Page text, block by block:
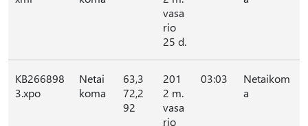
vasa
rio
25 d.
KB266898
3.xpo
Netai
koma
63,3
72,2
92
201
2 m.
vasa
rio
03:03
Netaikom
a